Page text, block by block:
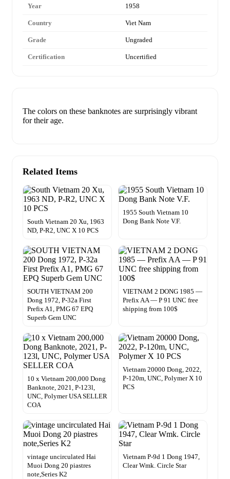
Year 1958
Country Viet Nam
Grade Ungraded
Certification Uncertified
The colors on these banknotes are surprisingly vibrant
for their age.
Related Items
South Vietnam 20 Xu, 1963
ND, P-R2, UNC X 10 PCS
1955 South Vietnam 10
Dong Bank Note V.F.
SOUTH VIETNAM 200
Dong 1972, P-32a First
Prefix A1, PMG 67 EPQ
Superb Gem UNC
VIETNAM 2 DONG 1985 —
Prefix AA — P 91 UNC free
shipping from 100$
10 x Vietnam 200,000 Dong
Banknote, 2021, P-123l,
UNC, Polymer USA SELLER
COA
Vietnam 20000 Dong, 2022,
P-120m, UNC, Polymer X 10
PCS
vintage uncirculated Hai
Muoi Dong 20 piastres
note,Series K2
Vietnam P-9d 1 Dong 1947,
Clear Wmk. Circle Star